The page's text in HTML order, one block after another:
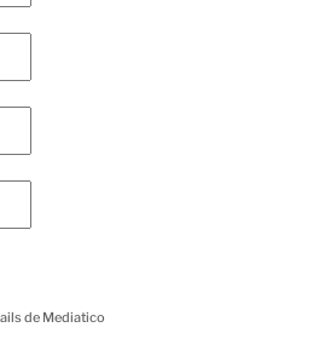
de Mediatico